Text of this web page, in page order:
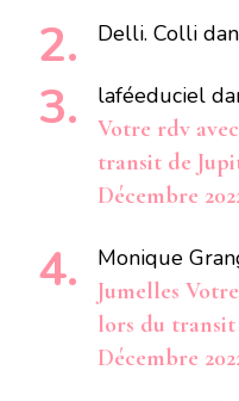
Delli. Colli
laféeduciel
Votre rdv
transit de
Décembre
Monique
Jumelles
lors du transit
Décembre